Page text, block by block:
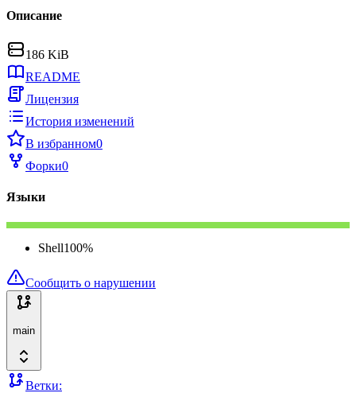
Описание
186 KiB
README
Лицензия
История изменений
В избранном0
Форки0
Языки
Shell100%
Сообщить о нарушении
main
Ветки: